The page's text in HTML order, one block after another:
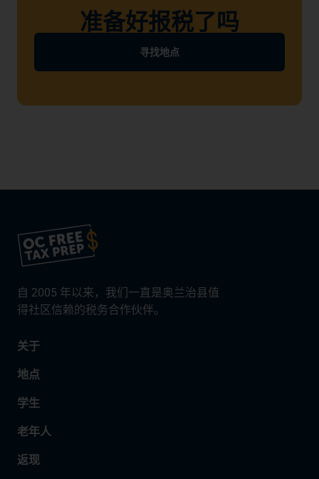
准备好报税了吗
寻找地点
自 2005 年以来，我们一直是奥兰治县值
得社区信赖的税务合作伙伴。
关于
地点
学生
老年人
返现